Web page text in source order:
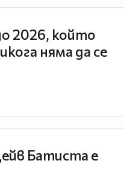
2026, който
няма да се
Батиста е